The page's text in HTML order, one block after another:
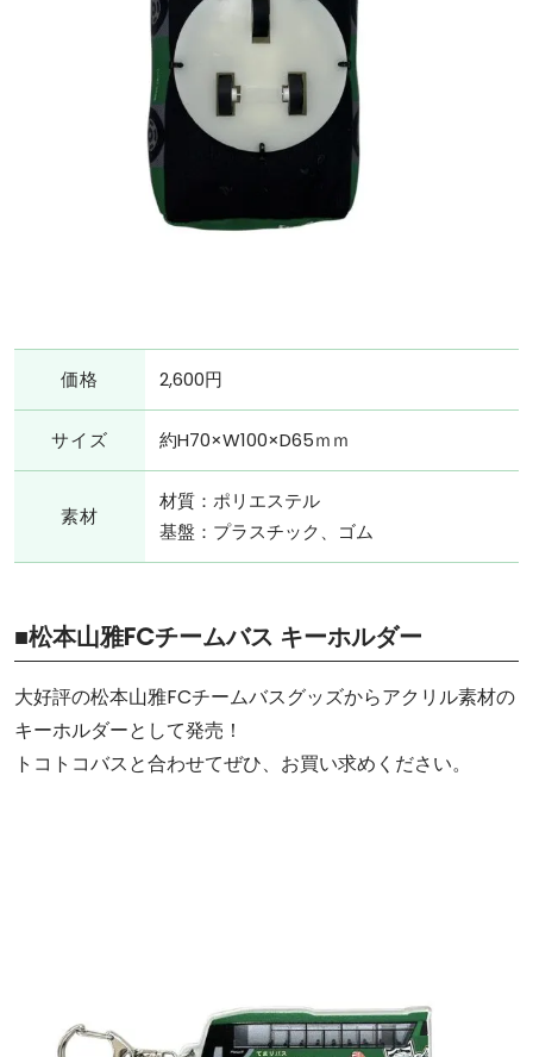
価格 2,600円
サイズ 約H70×W100×D65ｍｍ
素材
材質：ポリエステル
基盤：プラスチック、ゴム
■松本山雅FCチームバス キーホルダー
大好評の松本山雅FCチームバスグッズからアクリル素材の
キーホルダーとして発売！
トコトコバスと合わせてぜひ、お買い求めください。